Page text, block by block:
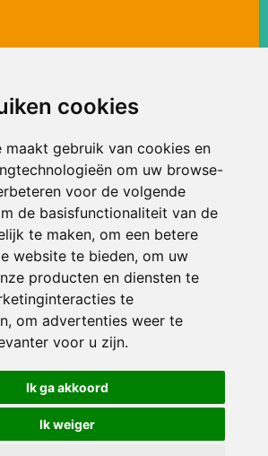
cookies
maakt gebruik van cookies en
om uw browse-
voor de volgende
de basisfunctionaliteit van de
te maken, om een betere
website te bieden, om uw
producten en diensten te
te
, om advertenties weer te
voor u zijn.
Ik ga akkoord
Ik weiger
ONDERDEEL VAN
| Alle rechten voorbehouden
| Klachtenregeling|RSIN en Anbi
voorkeuren
Crealisatie The MindOffice